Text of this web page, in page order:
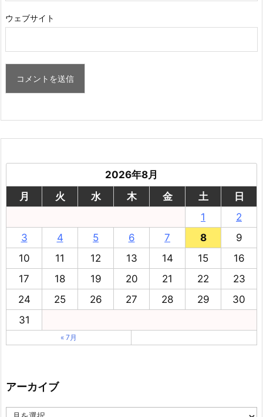
ウェブサイト
2026年8月
月
火 水 木 金 土
日
1
2
3
4 5 6 7 8
9
10
11 12 13 14 15
16
17
18 19 20 21 22
23
24
25 26 27 28 29
30
31
« 7月
アーカイブ